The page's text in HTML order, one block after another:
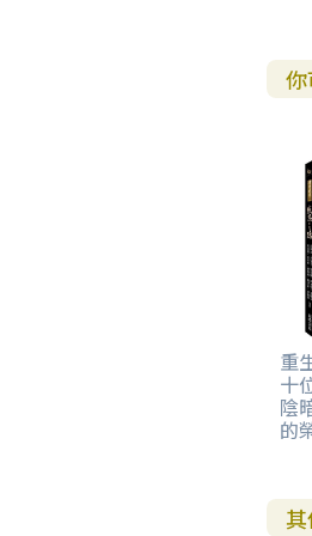
重
十
陰
的